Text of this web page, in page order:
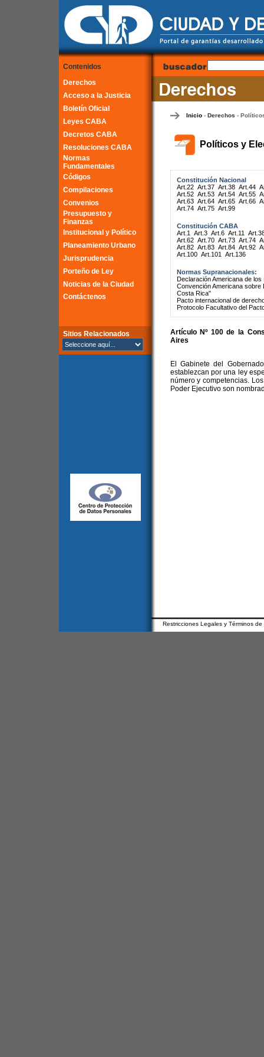
Contenidos
Derechos
Acceso a la Justicia
Boletín Oficial
Leyes CABA
Decretos CABA
Resoluciones CABA
Normas
Fundamentales
Códigos
Compilaciones
Convenios
Presupuesto y
Finanzas
Institucional y Político
Planeamiento Urbano
Jurisprudencia
Porteño de Ley
Noticias de la Ciudad
Contáctenos
Sitios Relacionados
Inicio- Derechos -
Políticos y
Constitución Nacional
Art.22 Art.37 Art.38 Art.44
Art.52 Art.53 Art.54 Art.55
Art.63 Art.64 Art.65 Art.66
Art.74 Art.75 Art.99
Constitución CABA
Art.1
Art.3 Art.6 Art.11
Art.62 Art.70 Art.73 Art.74
Art.82 Art.83 Art.84 Art.92
Art.100 Art.101 Art.136
Normas Supranacionales:
Declaración Americana de
Convención Americana
Costa Rica"
Pacto internacional de
Protocolo Facultativo del
Artículo Nº 100 de la
Aires
El Gabinete del
establezcan por una ley
número y competencias.
Poder Ejecutivo son
Restricciones Legales y Términos de